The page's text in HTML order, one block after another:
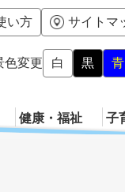
メ
い方 サイトマ
色変更 白 黒 青
健康・福祉 子